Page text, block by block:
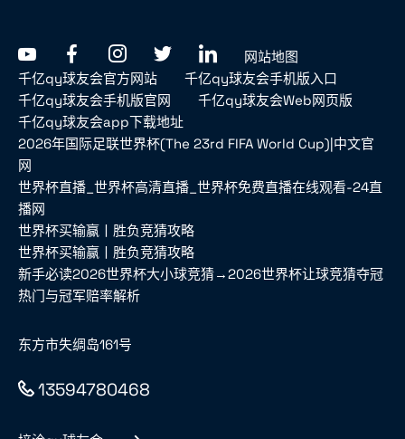
网站地图
千亿qy球友会官方网站
千亿qy球友会手机版入口
千亿qy球友会手机版官网
千亿qy球友会Web网页版
千亿qy球友会app下载地址
2026年国际足联世界杯(The 23rd FIFA World Cup)|中文官
网
世界杯直播_世界杯高清直播_世界杯免费直播在线观看-24直
播网
世界杯买输赢丨胜负竞猜攻略
世界杯买输赢丨胜负竞猜攻略
新手必读2026世界杯大小球竞猜→2026世界杯让球竞猜夺冠
热门与冠军赔率解析
东方市失绸岛161号
13594780468